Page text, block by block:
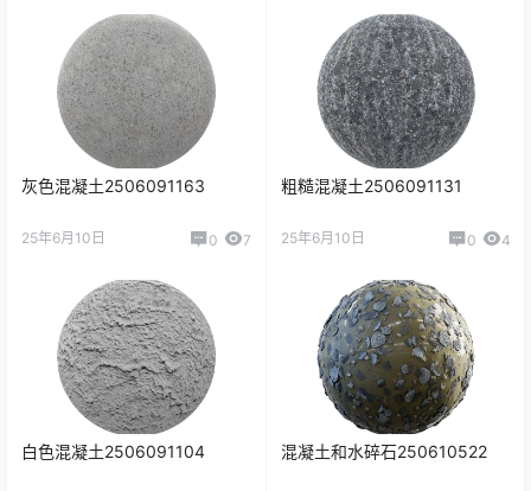
灰色混凝土2506091163
25年6月10日 0 7
粗糙混凝土2506091131
25年6月10日 0 4
白色混凝土2506091104 混凝土和水碎石250610522